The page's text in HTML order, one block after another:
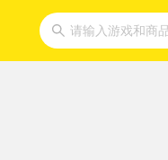
请输入游戏和商